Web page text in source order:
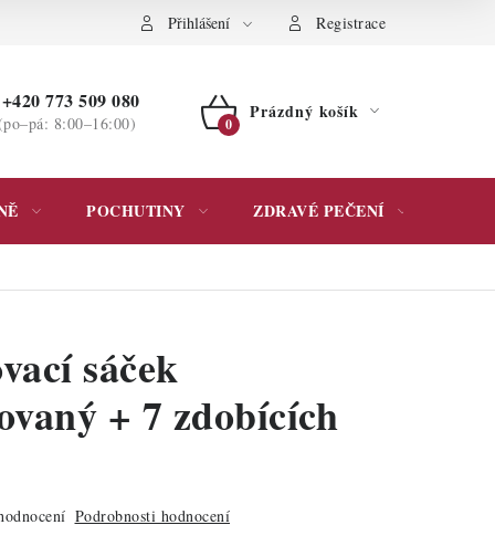
osobních údajů Přihlášení Registrace
+420 773 509 080
8:00–16:00)
NÁKUPNÍ
Prázdný košík
POCHUTINY ZDRAVÉ PEČENÍ
sáček
+ 7 zdobících
Podrobnosti hodnocení